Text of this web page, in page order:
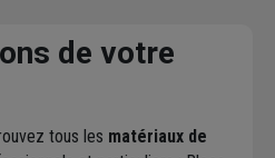
de votre
tous les matériaux de